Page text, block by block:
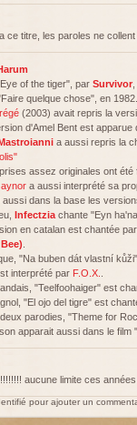
ce titre, les paroles ne collent
of the tiger", par Survivor
quelque chose", en 1982.
(2003) avait repris la
d'Amel Bent est apparue
a aussi repris la
assez originales ont été
a aussi interprété sa
aussi dans la base les
Infectzia chante "Eyn
en catalan est chantée par
"Na buben dát vlastní
interprété par F.O.X.
"Teelfoohaiger" est
"El ojo del tigre" est
parodies, "Theme for
apparait aussi dans le
aucune limite ces
pour ajouter un